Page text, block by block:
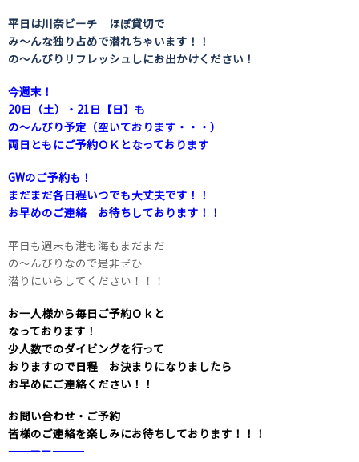
平日は川奈ビーチ ほぼ貸切で
み～んな独り占めで潜れちゃいます！！
の～んびりリフレッシュしにお出かけください！
今週末！
20日（土）
・21日【日】も
の～んびり予定（空いております・・・）
両日ともにご予約ＯＫとなっております
GWのご予約も！
まだまだ各日程いつでも大丈夫です！！
お早めのご連絡 お待ちしております！！
平日も週末も港も海もまだまだ
の～んびりなので是非ぜひ
潜りにいらしてください！！！
お一人様から毎日ご予約Ｏｋと
なっております！
少人数でのダイビングを行って
おりますので日程 お決まりになりましたら
お早めにご連絡ください！！
お問い合わせ・ご予約
皆様のご連絡を楽しみにお待ちしております！！！
――――――――――――――――――――－－―――